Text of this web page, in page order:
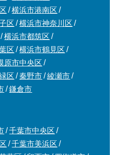
横浜市港南区
区
横浜市神奈川区
横浜市都筑区
区
横浜市鶴見区
原市中央区
区 秦野市
綾瀬市
鎌倉市
千葉市中央区
千葉市美浜区